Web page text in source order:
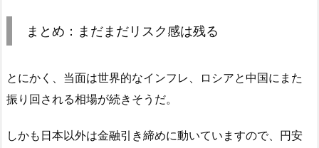
まとめ：まだまだリスク感は残る
とにかく、当面は世界的なインフレ、ロシアと中国にまた
振り回される相場が続きそうだ。
しかも日本以外は金融引き締めに動いていますので、円安